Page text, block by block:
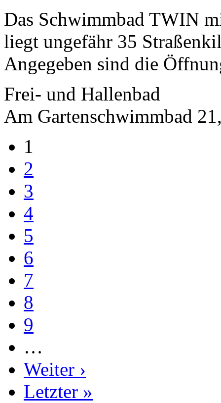
Das Schwimmbad TWIN
liegt ungefähr 35
Angegeben sind die
Frei- und Hallenbad
Am Gartenschwimmbad
1
2
3
4
5
6
7
8
9
…
Weiter ›
Letzter »